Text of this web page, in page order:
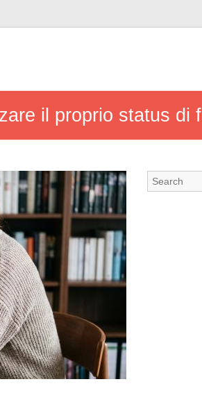
il proprio status di